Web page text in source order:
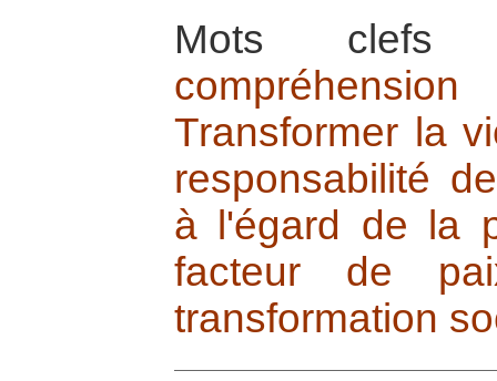
Mots
Transformer la
responsabilité
à l'égard de la
facteur de
transformation